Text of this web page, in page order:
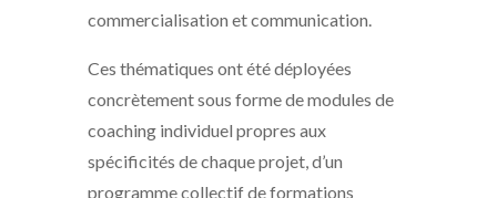
commercialisation et communication.
Ces thématiques ont été déployées
concrètement sous forme de modules de
coaching individuel propres aux
spécificités de chaque projet, d’un
programme collectif de formations